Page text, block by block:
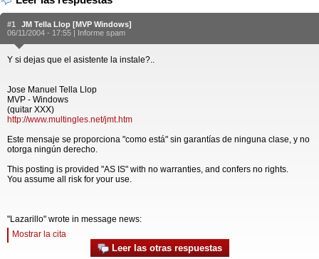
#1
JM Tella Llop [MVP Windows]
06/11/2004 - 17:55 | Informe spam
Y si dejas que el asistente la instale?..
Jose Manuel Tella Llop
MVP - Windows
(quitar XXX)
http://www.multingles.net/jmt.htm
Este mensaje se proporciona "como está" sin garantías de ninguna clase, y no
otorga ningún derecho.
This posting is provided "AS IS" with no warranties, and confers no rights.
You assume all risk for your use.
"Lazarillo" wrote in message news:
Mostrar la cita
Leer las otras respuestas